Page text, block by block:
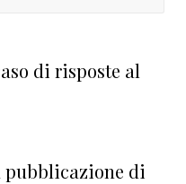
di risposte al
di